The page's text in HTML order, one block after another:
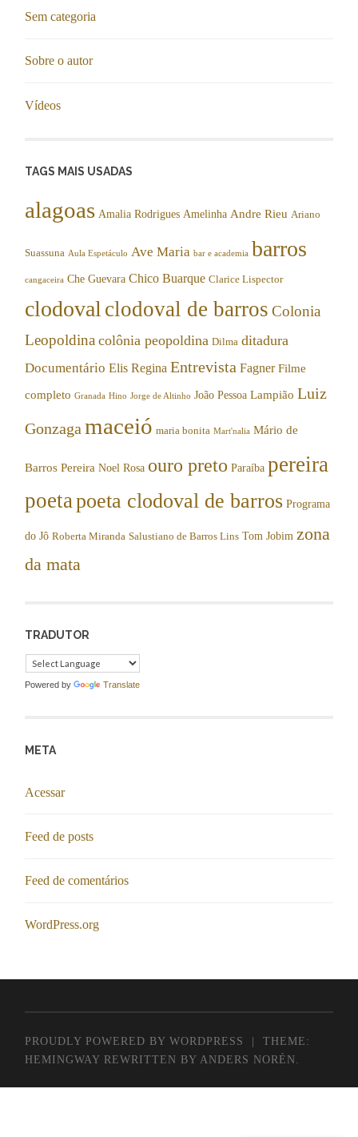
Sem categoria
Sobre o autor
Vídeos
TAGS MAIS USADAS
alagoas Amalia Rodrigues Amelinha Andre Rieu Ariano
Suassuna Aula Espetáculo Ave Maria bar e academia barros
cangaceira Che Guevara Chico Buarque Clarice Lispector
clodoval clodoval de barros Colonia
Leopoldina colônia peopoldina Dilma ditadura
Documentário Elis Regina Entrevista Fagner Filme
completo Granada Hino Jorge de Altinho João Pessoa Lampião Luiz
Gonzaga maceió maria bonita Mart'nalia Mário de
Barros Pereira Noel Rosa ouro preto Paraíba pereira
poeta poeta clodoval de barros Programa
do Jô Roberta Miranda Salustiano de Barros Lins Tom Jobim zona
da mata
TRADUTOR
Powered by Translate
META
Acessar
Feed de posts
Feed de comentários
WordPress.org
PROUDLY POWERED BY WORDPRESS |
THEME:
HEMINGWAY REWRITTEN BY ANDERS NORÉN